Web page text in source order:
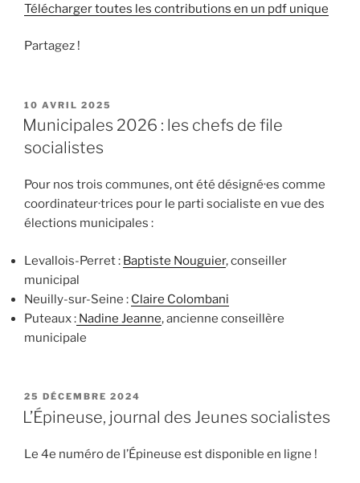
Télécharger toutes les contributions en un pdf unique
Partagez !
PUBLIÉ
LE
10 AVRIL 2025
Municipales 2026 : les chefs de file
socialistes
Pour nos trois communes, ont été désigné·es comme
coordinateur·trices pour le parti socialiste en vue des
élections municipales :
Levallois-Perret : Baptiste Nouguier, conseiller
municipal
Neuilly-sur-Seine : Claire Colombani
Puteaux : Nadine Jeanne, ancienne conseillère
municipale
PUBLIÉ
LE
25 DÉCEMBRE 2024
L’Épineuse, journal des Jeunes socialistes
Le 4e numéro de l’Épineuse est disponible en ligne !